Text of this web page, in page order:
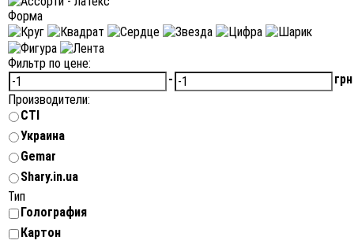
Форма
Фильтр по цене:
-
грн
Производители:
CTI
Украина
Gemar
Shary.in.ua
Тип
Голография
Картон